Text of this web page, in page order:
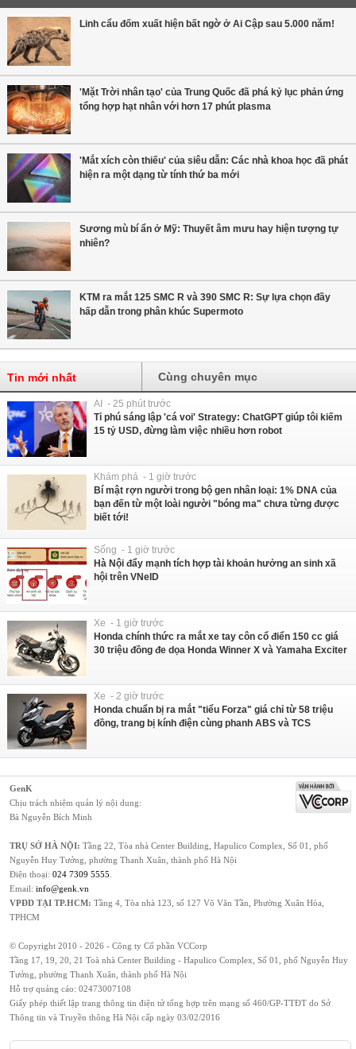
Linh cẩu đốm xuất hiện bất ngờ ở Ai Cập sau 5.000 năm!
'Mặt Trời nhân tạo' của Trung Quốc đã phá kỷ lục phản ứng
tổng hợp hạt nhân với hơn 17 phút plasma
'Mắt xích còn thiếu' của siêu dẫn: Các nhà khoa học đã phát
hiện ra một dạng từ tính thứ ba mới
Sương mù bí ẩn ở Mỹ: Thuyết âm mưu hay hiện tượng tự
nhiên?
KTM ra mắt 125 SMC R và 390 SMC R: Sự lựa chọn đầy
hấp dẫn trong phân khúc Supermoto
Tin mới nhất Cùng chuyên mục
AI - 25 phút trước
Tỉ phú sáng lập 'cá voi' Strategy: ChatGPT giúp tôi kiếm
15 tỷ USD, đừng làm việc nhiều hơn robot
Khám phá - 1 giờ trước
Bí mật rợn người trong bộ gen nhân loại: 1% DNA của
bạn đến từ một loài người "bóng ma" chưa từng được
biết tới!
Sống - 1 giờ trước
Hà Nội đẩy mạnh tích hợp tài khoản hưởng an sinh xã
hội trên VNeID
Xe - 1 giờ trước
Honda chính thức ra mắt xe tay côn cổ điển 150 cc giá
30 triệu đồng đe dọa Honda Winner X và Yamaha Exciter
Xe - 2 giờ trước
Honda chuẩn bị ra mắt "tiểu Forza" giá chỉ từ 58 triệu
đồng, trang bị kính điện cùng phanh ABS và TCS
GenK
Chịu trách nhiệm quản lý nội dung:
Bà Nguyễn Bích Minh
TRỤ SỞ HÀ NỘI: Tầng 22, Tòa nhà Center Building, Hapulico Complex, Số 01, phố
Nguyễn Huy Tưởng, phường Thanh Xuân, thành phố Hà Nội
Điện thoại: 024 7309 5555
Email: info@genk.vn
VPĐD TẠI TP.HCM: Tầng 4, Tòa nhà 123, số 127 Võ Văn Tần, Phường Xuân Hòa,
TPHCM
© Copyright 2010 - 2026 - Công ty Cổ phần VCCorp
Tầng 17, 19, 20, 21 Toà nhà Center Building - Hapulico Complex, Số 01, phố Nguyễn Huy
Tưởng, phường Thanh Xuân, thành phố Hà Nội
Hỗ trợ quảng cáo: 02473007108
Giấy phép thiết lập trang thông tin điện tử tổng hợp trên mạng số 460/GP-TTĐT do Sở
Thông tin và Truyền thông Hà Nội cấp ngày 03/02/2016